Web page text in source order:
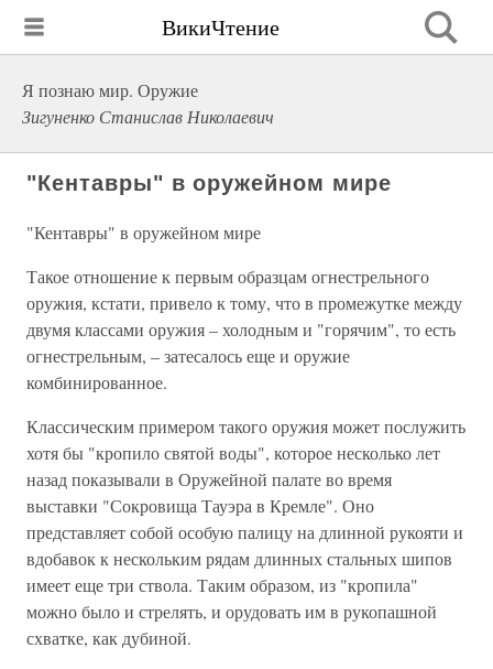
ВикиЧтение
Я познаю мир. Оружие
Зигуненко Станислав Николаевич
"Кентавры" в оружейном мире
"Кентавры" в оружейном мире
Такое отношение к первым образцам огнестрельного
оружия, кстати, привело к тому, что в промежутке между
двумя классами оружия – холодным и "горячим", то есть
огнестрельным, – затесалось еще и оружие
комбинированное.
Классическим примером такого оружия может послужить
хотя бы "кропило святой воды", которое несколько лет
назад показывали в Оружейной палате во время
выставки "Сокровища Тауэра в Кремле". Оно
представляет собой особую палицу на длинной рукояти и
вдобавок к нескольким рядам длинных стальных шипов
имеет еще три ствола. Таким образом, из "кропила"
можно было и стрелять, и орудовать им в рукопашной
схватке, как дубиной.